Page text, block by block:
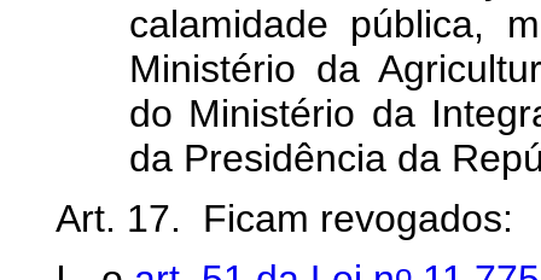
calamidade pública,
Ministério da
do Ministério da
da Presidência da
Art. 17. Ficam revogados: